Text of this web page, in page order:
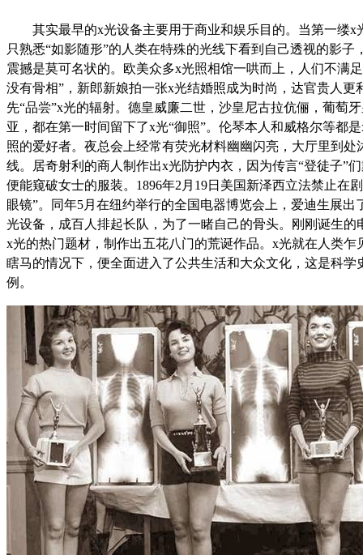
其实最早的x光设备主要用于商业和娱乐目的。当第一缕x
只熟悉“如影随形”的人类在特殊的光线下看到自己透视的影子
震撼是莫可名状的。欧美众多x光照相馆一哄而上，人们不满
没有骨相”，新郎新娘拍一张x光结婚照成为时尚，达官贵人更
先“品尝”x光的辐射。德皇威廉二世，沙皇尼古拉伉俪，葡萄
亚，都在第一时间留下了x光“御照”。伦琴本人和威格尔等都
照的爱好者。夜总会上经常有荧光材料幽幽闪亮，大厅里到处
线。居奇射利的商人制作出x光防护内衣，因为传言“登徒子”
便能窥破女士的服装。1896年2月19日美国新泽西立法禁止在
眼镜”。同年5月在纽约举行的全国电器博览会上，爱迪生展出
光设备，成百人排起长队，为了一睹自己的骨头。刚刚诞生的
x光的热门题材，制作出五花八门的荒诞作品。x光就在人类乍
瞎马的情况下，便全面进入了公共生活和大众文化，这是科学
例。